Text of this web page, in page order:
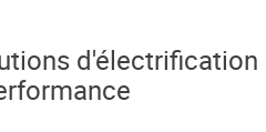
d'électrification